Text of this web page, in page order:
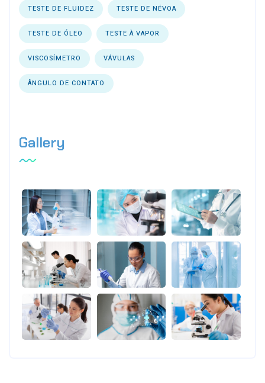
TESTE DE FLUIDEZ TESTE DE NÉVOA
TESTE DE ÓLEO TESTE À VAPOR
VISCOSÍMETRO VÁVULAS
ÂNGULO DE CONTATO
Gallery